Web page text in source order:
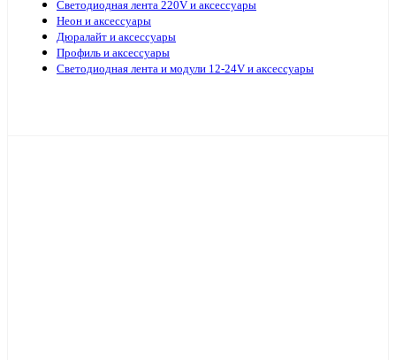
Светодиодная лента 220V и аксессуары
Неон и аксессуары
Дюралайт и аксессуары
Профиль и аксессуары
Светодиодная лента и модули 12-24V и аксессуары